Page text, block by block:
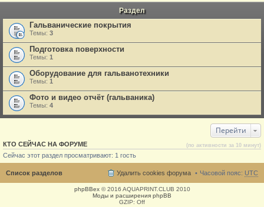
Раздел
Гальванические покрытия
Темы: 3
Подготовка поверхности
Темы: 1
Оборудование для гальванотехники
Темы: 1
Фото и видео отчёт (гальваника)
Темы: 4
Перейти
КТО СЕЙЧАС НА ФОРУМЕ (по активности за 10 минут)
Сейчас этот раздел просматривают: 1 гость
Список разделов Часовой пояс: UTC
Удалить cookies форума
phpBBex© 2016 AQUAPRINT.CLUB 2010
Моды и расширения phpBB
GZIP: Off